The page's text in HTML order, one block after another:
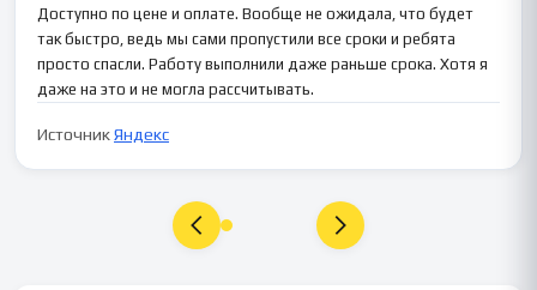
Доступно по цене и оплате. Вообще не ожидала, что будет
так быстро, ведь мы сами пропустили все сроки и ребята
просто спасли. Работу выполнили даже раньше срока. Хотя я
даже на это и не могла рассчитывать.
ИсточникЯндекс